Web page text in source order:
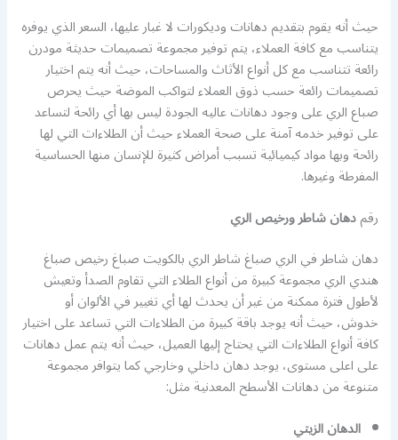
حيث أنه يقوم بتقديم دهانات وديكورات لا غبار عليها، السعر الذي يوفره
يتناسب مع كافة العملاء، يتم توفير مجموعة تصميمات حديثة مودرن
رائعة تتناسب مع كل أنواع الأثاث والمساحات، حيث أنه يتم اختيار
تصميمات رائعة حسب ذوق العملاء لتواكب الموضة حيث يحرص
صباع الري على وجود دهانات عاليه الجودة ليس بها أي رائحة لتساعد
على توفير خدمه آمنة على صحة العملاء حيث أن الطلاءات التي لها
رائحة وبها مواد كيميائية تسبب أمراض كثيرة للإنسان منها الحساسية
المفرطة وغيرها.
رقمدهان شاطر ورخيص الري
دهان شاطر في الري صباغ شاطر الري بالكويت صباغ رخيص صباغ
هندي الري مجموعة كبيرة من أنواع الطلاء التي تقاوم الصدأ وتعيش
لأطول فترة ممكنة من غير أن يحدث لها أي تغيير في الألوان أو
خدوش، حيث أنه يوجد باقة كبيرة من الطلاءات التي تساعد على اختيار
كافة أنواع الطلاءات التي يحتاج إليها العميل، حيث أنه يتم عمل دهانات
على اعلى مستوى، يوجد دهان داخلي وخارجي كما يتوافر مجموعة
متنوعة من دهانات الأسطح المعدنية مثل:
الدهان الزيتي